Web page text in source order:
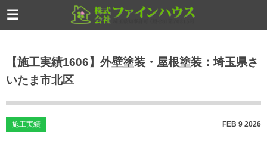
【施工実績1606】外壁塗装・屋根塗装：埼玉県さ
いたま市北区
施工実績 FEB 9 2026